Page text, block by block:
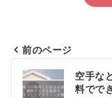
投
稿
前のページ
空手な
料でで